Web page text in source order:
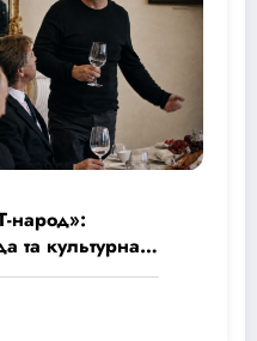
та культурна